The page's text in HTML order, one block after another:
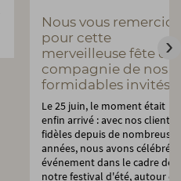
Nous vous
pour cette
merveilleuse fête en
compagnie de nos
formidables invités.
Le 25 juin, le moment était
enfin arrivé : avec nos clients
fidèles depuis de nombreuses
années, nous avons célébré
événement dans le cadre de
notre festival d'été, autour